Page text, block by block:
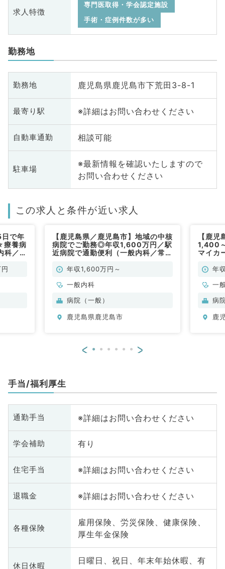
求人特徴
専門医取得・学会認定施設
手術・症例件数が多い
勤務地
勤務地 鹿児島県鹿児島市下荒田3-8-1
最寄り駅 ※詳細はお問い合わせください
自動車通勤 相談可能
駐車場
※最新情報を確認いたしますので
お問い合わせください
この求人と条件が近い求人
で年
養病
科／常
【鹿児島県／鹿児島市】地域の中核
病院でご勤務◎年収1,600万円／駅
近病院で通勤便利（一般内科／常
年収1,600万円～
一般内科
病院（一般）
鹿児島県鹿児島市
【鹿
1,400
マイカ
年
一
科
病
鹿
< >
手当/福利厚生
通勤手当 ※詳細はお問い合わせください
学会補助 有り
住宅手当 ※詳細はお問い合わせください
退職金 ※詳細はお問い合わせください
各種保険
雇用保険、労災保険、健康保険、
厚生年金保険
休日休暇
日曜日、祝日、年末年始休暇、有